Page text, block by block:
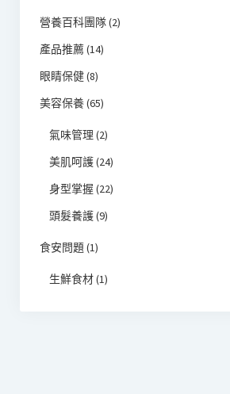
營養百科團隊(2)
產品推薦(14)
眼睛保健(8)
美容保養(65)
氣味管理 (2)
美肌呵護(24)
身型掌握 (22)
頭髮養護(9)
食安問題(1)
生鮮食材(1)